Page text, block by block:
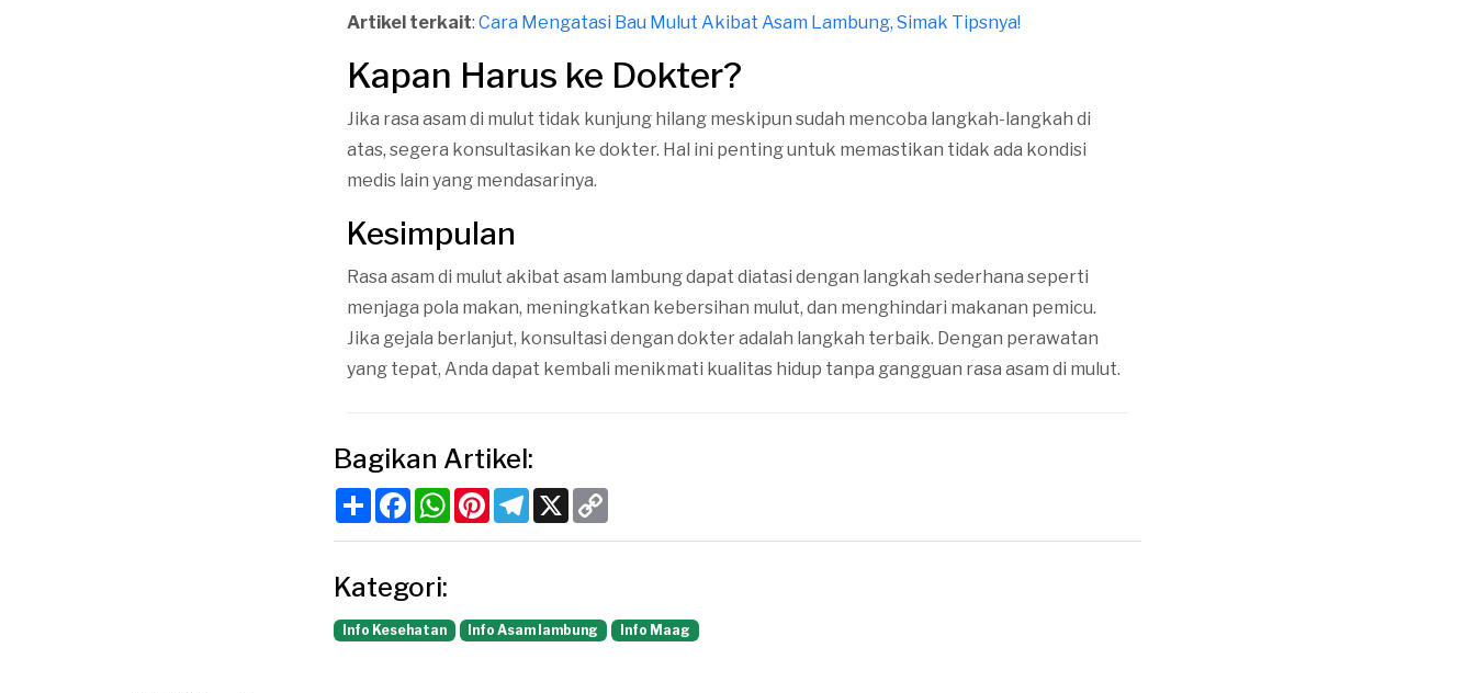
Artikel terkait: Cara Mengatasi Bau Mulut Akibat Asam Lambung, Simak Tipsnya!
Kapan Harus ke Dokter?
Jika rasa asam di mulut tidak kunjung hilang meskipun sudah mencoba langkah-langkah di
atas, segera konsultasikan ke dokter. Hal ini penting untuk memastikan tidak ada kondisi
medis lain yang mendasarinya.
Kesimpulan
Rasa asam di mulut akibat asam lambung dapat diatasi dengan langkah sederhana seperti
menjaga pola makan, meningkatkan kebersihan mulut, dan menghindari makanan pemicu.
Jika gejala berlanjut, konsultasi dengan dokter adalah langkah terbaik. Dengan perawatan
yang tepat, Anda dapat kembali menikmati kualitas hidup tanpa gangguan rasa asam di mulut.
Bagikan Artikel:
ShareFacebookWhatsApp
PinterestTelegram
X
Kategori:
Info Kesehatan Info Asam lambung Info Maag